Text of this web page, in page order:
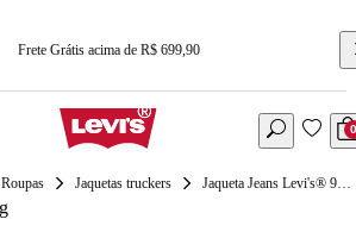
Frete Grátis acima de R$ 699,90
0
Roupas Jaquetas truckers Jaqueta Jeans Levi's® 90's Shrunken Trucker Lavagem Média